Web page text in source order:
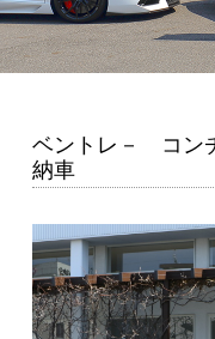
ベントレ－ コン
納車